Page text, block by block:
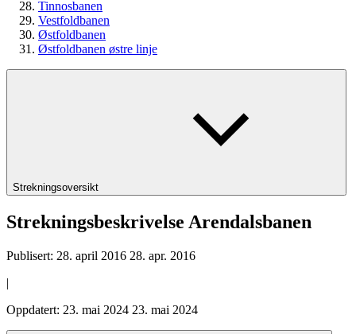
Tinnosbanen
Vestfoldbanen
Østfoldbanen
Østfoldbanen østre linje
Strekningsoversikt
Strekningsbeskrivelse Arendalsbanen
Publisert: 28. april 2016 28. apr. 2016
|
Oppdatert: 23. mai 2024 23. mai 2024